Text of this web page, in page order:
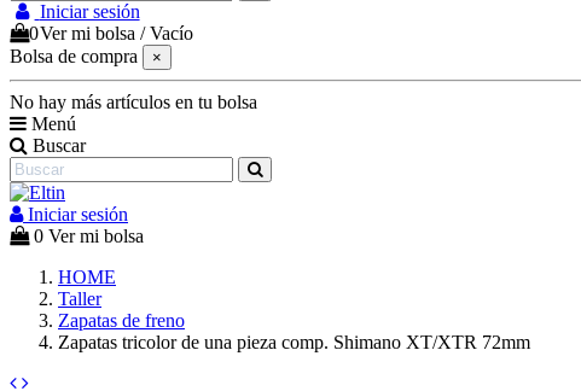
Iniciar sesión
0Ver mi bolsa /Vacío
Bolsa de compra
×
No hay más artículos en tu bolsa
Menú
Buscar
Iniciar sesión
0 Ver mi bolsa
HOME
Taller
Zapatas de freno
Zapatas tricolor de una pieza comp. Shimano XT/XTR 72mm